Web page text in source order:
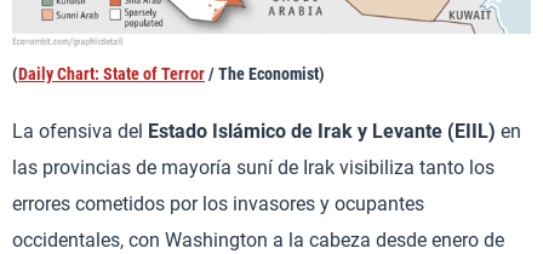
(Daily Chart: State of Terror/ The Economist)
La ofensiva del Estado Islámico de Irak y Levante (EIIL) en
las provincias de mayoría suní de Irak visibiliza tanto los
errores cometidos por los invasores y ocupantes
occidentales, con Washington a la cabeza desde enero de